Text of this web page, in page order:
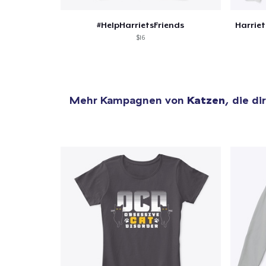
#HelpHarrietsFriends
$16
Mehr Kampagnen von Katzen, die